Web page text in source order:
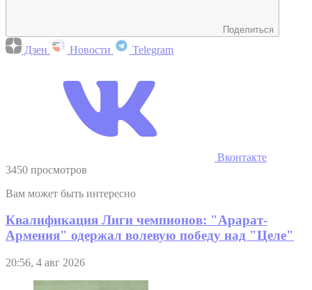
Поделиться
Дзен Новости Telegram
Вконтакте
3450 просмотров
Вам может быть интересно
Квалификация Лиги чемпионов: "Арарат-
Армения" одержал волевую победу над "Целе"
20:56, 4 авг 2026